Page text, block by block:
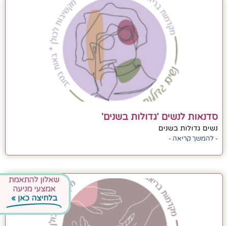
סדנאות לנשים 'גדולות בשנים'
נשים גדולות בשנים
- להמשך קריאה -
שאלון להתאמת
אמצעי מניעה
בלחיצה כאן »